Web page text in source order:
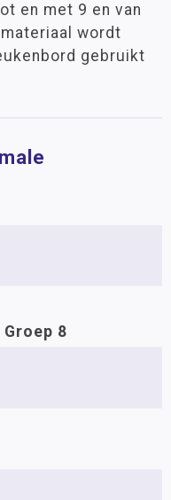
en met 9 en van
wordt
gebruikt
8